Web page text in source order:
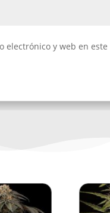
electrónico y web en